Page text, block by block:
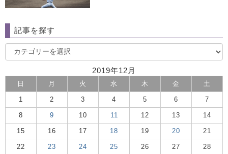
記事を探す
2019年12月
日 月 火 水 木 金 土
1 2 3 4 5 6 7
8 9 10 11 12 13 14
15 16 17 18 19 20 21
22 23 24 25 26 27 28